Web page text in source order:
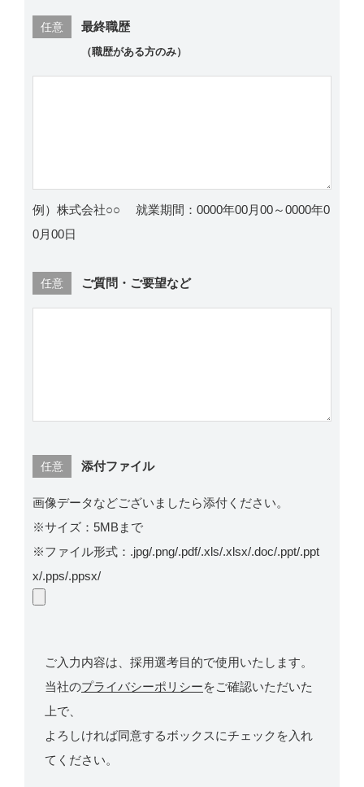
最終職歴
任意
（職歴がある方のみ）
例）株式会社○○ 就業期間：0000年00月00～0000年0
0月00日
ご質問・ご要望など
任意
添付ファイル
任意
画像データなどございましたら添付ください。
※サイズ：5MBまで
※ファイル形式：.jpg/.png/.pdf/.xls/.xlsx/.doc/.ppt/.ppt
x/.pps/.ppsx/
ご入力内容は、採用選考目的で使用いたします。
当社のプライバシーポリシーをご確認いただいた
上で、
よろしければ同意するボックスにチェックを入れ
てください。